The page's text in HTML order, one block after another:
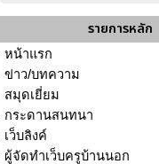
รายการหลัก
หน้าแรก
ข่าว/บทความ
สมุดเยี่ยม
กระดานสนทนา
เว็บลิงค์
ผู้จัดทำเว็บครูบ้านนอก